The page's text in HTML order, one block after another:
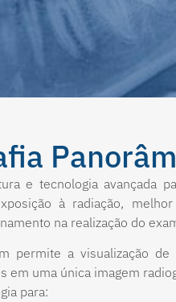
e tecnologia avançada
à radiação,
na realização do
permite a visualização
em uma única imagem
para: